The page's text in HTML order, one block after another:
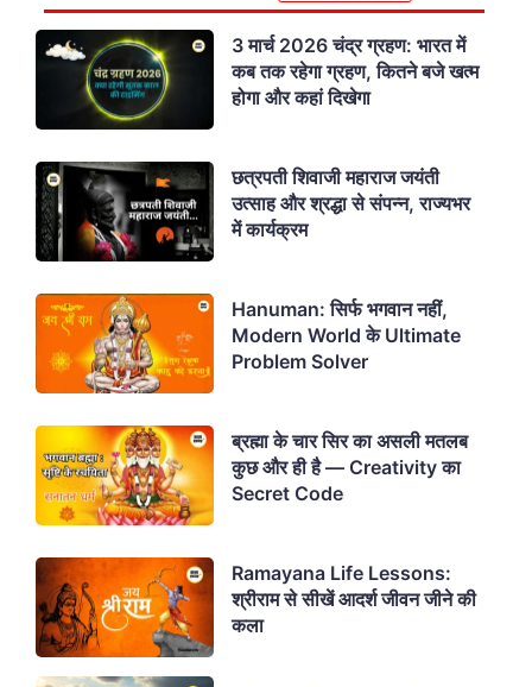
3 मार्च 2026 चंद्र ग्रहण: भारत में
कब तक रहेगा ग्रहण, कितने बजे खत्म
होगा और कहां दिखेगा
छत्रपती शिवाजी महाराज जयंती
उत्साह और श्रद्धा से संपन्न, राज्यभर
में कार्यक्रम
Hanuman: सिर्फ भगवान नहीं,
Modern World के Ultimate
Problem Solver
ब्रह्मा के चार सिर का असली मतलब
कुछ और ही है — Creativity का
Secret Code
Ramayana Life Lessons:
श्रीराम से सीखें आदर्श जीवन जीने की
कला